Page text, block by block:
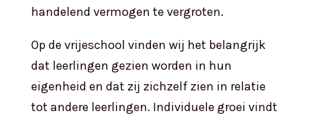
handelend vermogen te vergroten.
Op de vrijeschool vinden wij het belangrijk
dat leerlingen gezien worden in hun
eigenheid en dat zij zichzelf zien in relatie
tot andere leerlingen. Individuele groei vindt